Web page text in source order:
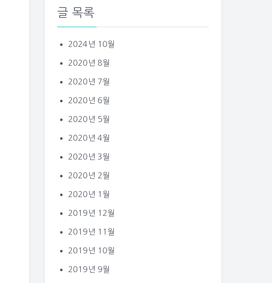
글 목록
2024년 10월
2020년 8월
2020년 7월
2020년 6월
2020년 5월
2020년 4월
2020년 3월
2020년 2월
2020년 1월
2019년 12월
2019년 11월
2019년 10월
2019년 9월